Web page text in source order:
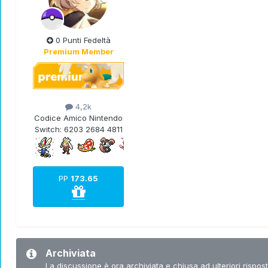
0 Punti Fedeltà
Premium Member
4,2k
Codice Amico Nintendo
Switch: 6203 2684 4811
PP 173.65
Archiviata
La discussione è ora archiviata e chiusa ad ulteriori